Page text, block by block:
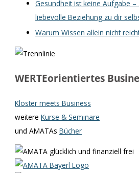
Gesundheit ist keine Aufgabe
liebevolle Beziehung zu dir
Warum Wissen allein nicht
WERTEorientiertes
Kloster meets Business
weitereKurse & Seminare
und AMATAsBücher